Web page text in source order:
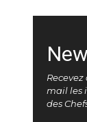
mail les
des